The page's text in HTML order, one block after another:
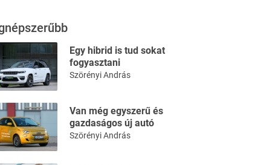
Egy hibrid is tud sokat
fogyasztani
Szörényi András
Van még egyszerű és
gazdaságos új autó
Szörényi András